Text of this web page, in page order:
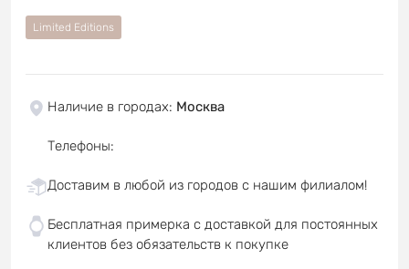
Limited Editions
Наличие в городах: Москва
Телефоны:
Доставим в любой из городов с нашим филиалом!
Бесплатная примерка с доставкой для постоянных
клиентов без обязательств к покупке